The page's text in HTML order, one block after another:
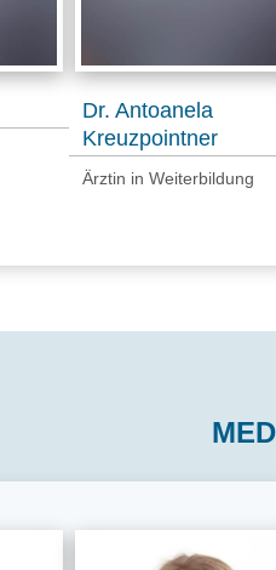
Dr. Antoanela
Kreuzpointner
Ärztin in Weiterbildung